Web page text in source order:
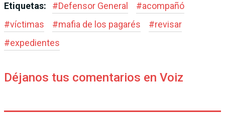
Etiquetas: #Defensor General #acompañó
#víctimas #mafia de los pagarés #revisar
#expedientes
Déjanos tus comentarios en Voiz